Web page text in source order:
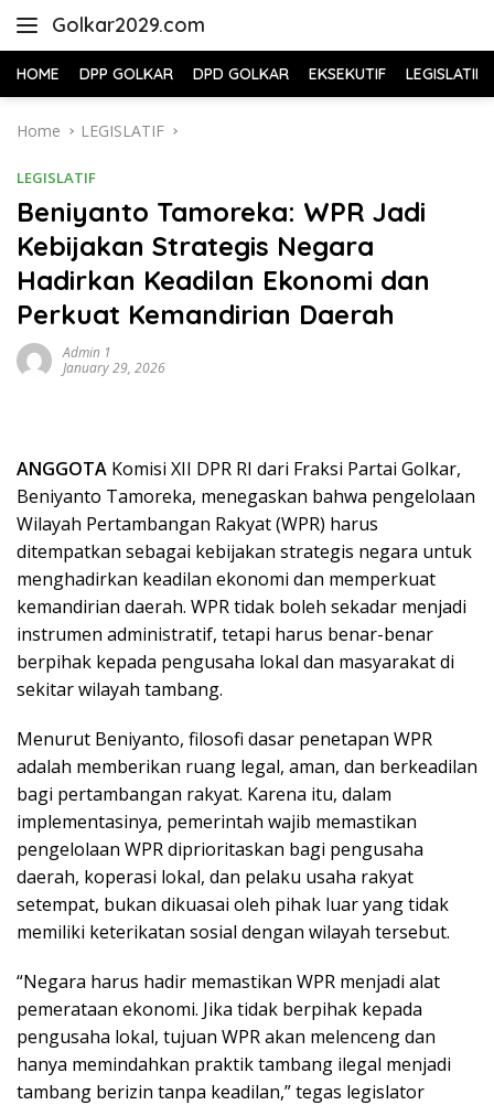
Golkar2029.com
HOME DPP GOLKAR DPD GOLKAR EKSEKUTIF LEGISLATIF
Home LEGISLATIF
LEGISLATIF
Beniyanto Tamoreka: WPR Jadi
Kebijakan Strategis Negara
Hadirkan Keadilan Ekonomi dan
Perkuat Kemandirian Daerah
Admin 1
January 29, 2026
ANGGOTA Komisi XII DPR RI dari Fraksi Partai Golkar,
Beniyanto Tamoreka, menegaskan bahwa pengelolaan
Wilayah Pertambangan Rakyat (WPR) harus
ditempatkan sebagai kebijakan strategis negara untuk
menghadirkan keadilan ekonomi dan memperkuat
kemandirian daerah. WPR tidak boleh sekadar menjadi
instrumen administratif, tetapi harus benar-benar
berpihak kepada pengusaha lokal dan masyarakat di
sekitar wilayah tambang.
Menurut Beniyanto, filosofi dasar penetapan WPR
adalah memberikan ruang legal, aman, dan berkeadilan
bagi pertambangan rakyat. Karena itu, dalam
implementasinya, pemerintah wajib memastikan
pengelolaan WPR diprioritaskan bagi pengusaha
daerah, koperasi lokal, dan pelaku usaha rakyat
setempat, bukan dikuasai oleh pihak luar yang tidak
memiliki keterikatan sosial dengan wilayah tersebut.
“Negara harus hadir memastikan WPR menjadi alat
pemerataan ekonomi. Jika tidak berpihak kepada
pengusaha lokal, tujuan WPR akan melenceng dan
hanya memindahkan praktik tambang ilegal menjadi
tambang berizin tanpa keadilan,” tegas legislator